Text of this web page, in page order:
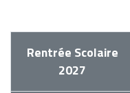
Rentrée Scolaire
2027